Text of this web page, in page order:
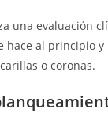
una evaluación
hace al principio y
o coronas.